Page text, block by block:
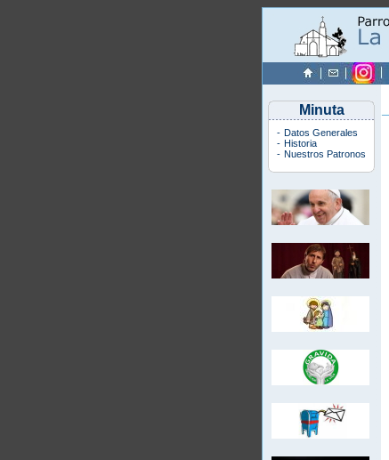
Minuta
- Datos Generales
- Historia
- Nuestros Patronos